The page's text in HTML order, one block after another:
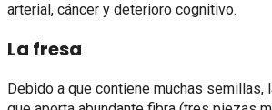
arterial, cáncer y deterioro cognitivo.
La fresa
Debido a que contiene muchas semillas,